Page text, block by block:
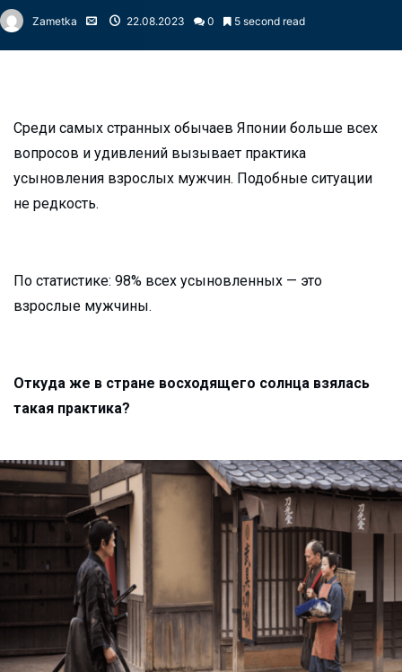
Zametka 22.08.2023 0 5 second read
Среди самых странных обычаев Японии больше всех
вопросов и удивлений вызывает практика
усыновления взрослых мужчин. Подобные ситуации
не редкость.
По статистике: 98% всех усыновленных — это
взрослые мужчины.
Откуда же в стране восходящего солнца взялась
такая практика?